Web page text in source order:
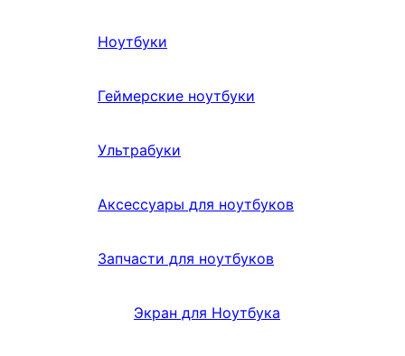
Ноутбуки
Геймерские ноутбуки
Ультрабуки
Аксессуары для ноутбуков
Запчасти для ноутбуков
Экран для Ноутбука